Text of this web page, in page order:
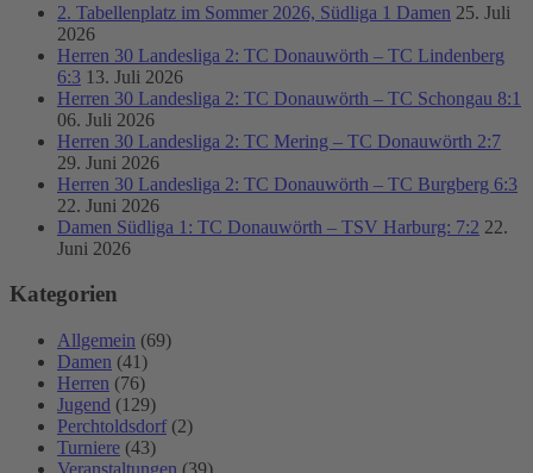
2. Tabellenplatz im Sommer 2026, Südliga 1 Damen 25. Juli
2026
Herren 30 Landesliga 2: TC Donauwörth – TC Lindenberg
6:3 13. Juli 2026
Herren 30 Landesliga 2: TC Donauwörth – TC Schongau 8:1
06. Juli 2026
Herren 30 Landesliga 2: TC Mering – TC Donauwörth 2:7
29. Juni 2026
Herren 30 Landesliga 2: TC Donauwörth – TC Burgberg 6:3
22. Juni 2026
Damen Südliga 1: TC Donauwörth – TSV Harburg: 7:2 22.
Juni 2026
Kategorien
Allgemein (69)
Damen (41)
Herren (76)
Jugend (129)
Perchtoldsdorf (2)
Turniere (43)
Veranstaltungen (39)